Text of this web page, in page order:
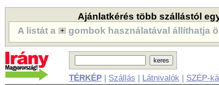
Ajánlatkérés több szállástól
A listát a
gombok használatával állíthatja
TÉRKÉP| Szállás | Látnivalók | SZÉP-